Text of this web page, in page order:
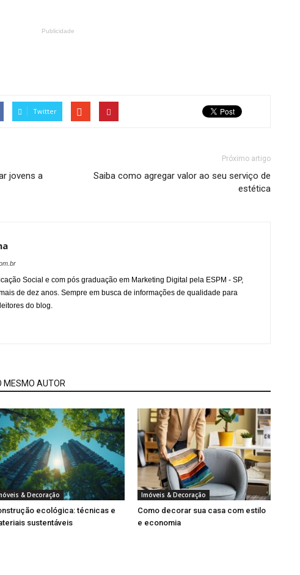
Publicidade
Twitter
jovens a
Próximo artigo
Saiba como agregar valor ao seu serviço de
estética
Social e com pós graduação em Marketing Digital pela ESPM - SP,
de dez anos. Sempre em busca de informações de qualidade para
do blog.
MESMO AUTOR
& Decoração
ecológica: técnicas e
sustentáveis
Imóveis & Decoração
Como decorar sua casa com estilo
e economia